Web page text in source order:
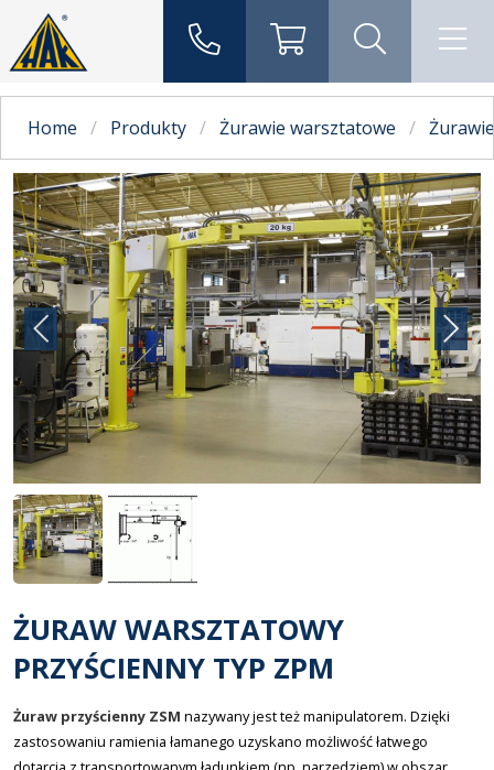
Home Produkty Żurawie warsztatowe
ŻURAW WARSZTATOWY
PRZYŚCIENNY TYP ZPM
Żuraw przyścienny ZSM nazywany jest też manipulatorem. Dzięki
zastosowaniu ramienia łamanego uzyskano możliwość łatwego